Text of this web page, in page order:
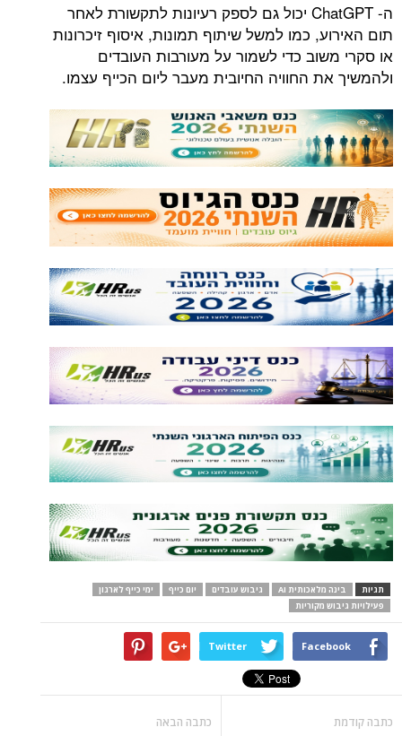
ה- ChatGPT יכול גם לספק רעיונות לתקשורת לאחר
תום האירוע, כמו למשל שיתוף תמונות, איסוף זיכרונות
או סקרי משוב כדי לשמור על מעורבות העובדים
ולהמשיך את החוויה החיובית מעבר ליום הכייף עצמו.
תגיות בינה מלאכותית AI גיבוש עובדים יום כייף
ימי כייף לארגון
פעילויות גיבוש מקוריות
Facebook
Twitter
כתבה קודמת כתבה הבאה